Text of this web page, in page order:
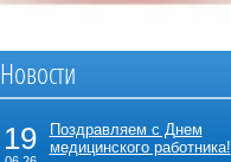
Новости
19
Поздравляем с Днем
медицинского работника!